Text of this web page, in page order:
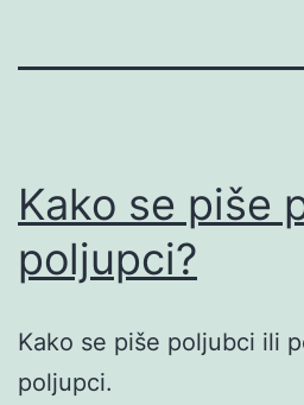
Kako se piše
poljupci?
Kako se piše poljubci ili
poljupci.